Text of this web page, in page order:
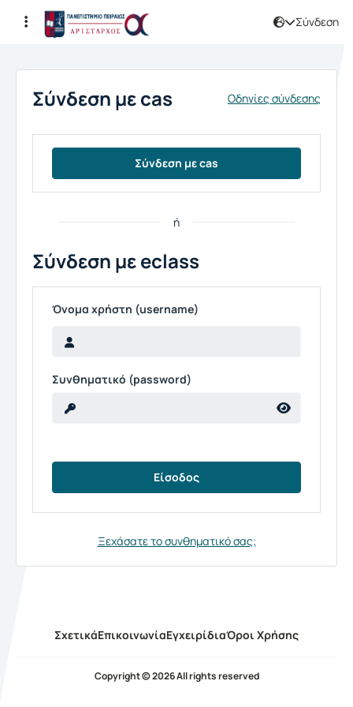
Σύνδεση
Σύνδεση
Σύνδεση με cas Οδηγίες σύνδεσης
Σύνδεση με cas
ή
Σύνδεση με eclass
Όνομα χρήστη (username)
Συνθηματικό (password)
Ξεχάσατε το συνθηματικό σας;
ΣχετικάΕπικοινωνίαΕγχειρίδιαΌροι Χρήσης
Copyright © 2026 All rights reserved